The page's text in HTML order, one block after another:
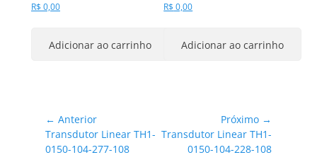
R$ 0,00
Adicionar ao carrinho
R$ 0,00
Adicionar ao carrinho
Navegação
de
Post
← Anterior
Post
anterior:
Transdutor Linear TH1-
0150-104-277-108
Próximo →
Próximo
Transdutor Linear TH1-
0150-104-228-108